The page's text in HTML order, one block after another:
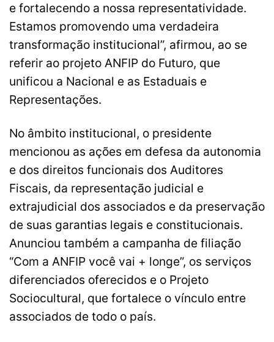
e fortalecendo a nossa representatividade.
Estamos promovendo uma verdadeira
transformação institucional”, afirmou, ao se
referir ao projeto ANFIP do Futuro, que
unificou a Nacional e as Estaduais e
Representações.
No âmbito institucional, o presidente
mencionou as ações em defesa da autonomia
e dos direitos funcionais dos Auditores
Fiscais, da representação judicial e
extrajudicial dos associados e da preservação
de suas garantias legais e constitucionais.
Anunciou também a campanha de filiação
“Com a ANFIP você vai + longe”, os serviços
diferenciados oferecidos e o Projeto
Sociocultural, que fortalece o vínculo entre
associados de todo o país.